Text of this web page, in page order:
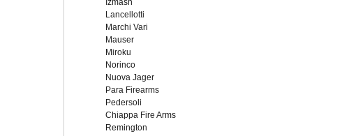
Izmash
Lancellotti
Marchi Vari
Mauser
Miroku
Norinco
Nuova Jager
Para Firearms
Pedersoli
Chiappa Fire Arms
Remington